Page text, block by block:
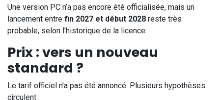
Une version PC n’a pas encore été officialisée, mais un
lancement entre fin 2027 et début 2028 reste très
probable, selon l’historique de la licence.
Prix : vers un nouveau
standard ?
Le tarif officiel n’a pas été annoncé. Plusieurs hypothèses
circulent :